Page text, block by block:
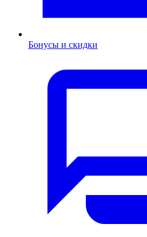
Бонусы и скидки